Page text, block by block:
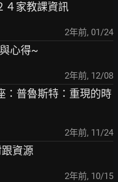
４家教課資訊
2年前, 01/24
心得~
2年前, 12/08
：普魯斯特：重現的時
2年前, 11/24
資源
2年前, 10/15